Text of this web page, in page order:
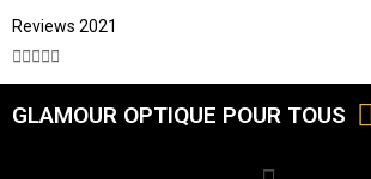
Reviews 2021

GLAMOUR OPTIQUE POUR TOUS